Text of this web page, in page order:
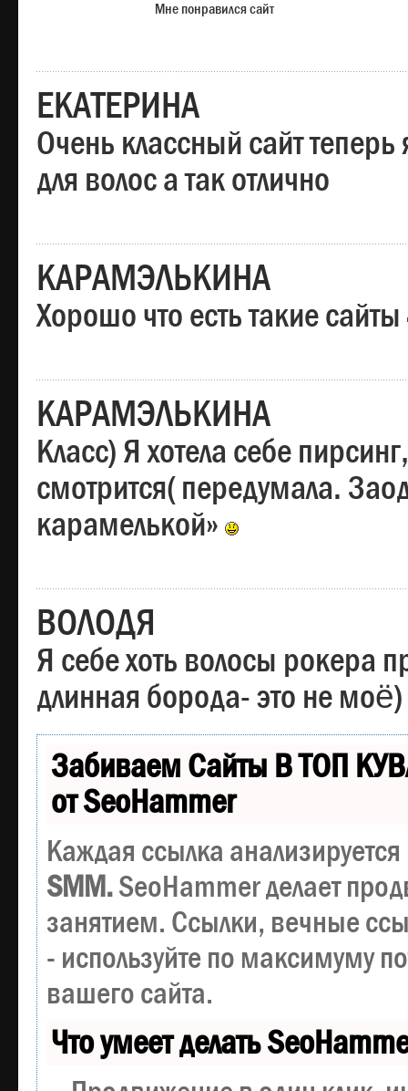
Мне понравился сайт
ЕКАТЕРИНА
Очень классный сайт теперь
для волос а так отлично
КАРАМЭЛЬКИНА
Хорошо что есть такие сайты
КАРАМЭЛЬКИНА
Класс) Я хотела себе
смотрится( передумала.
карамелькой»
ВОЛОДЯ
Я себе хоть волосы рокера
длинная борода- это не моё)
Забиваем Сайты В ТОП
от SeoHammer
Каждая ссылка
SMM.SeoHammer делает
занятием. Ссылки, вечные
- используйте по максимуму
вашего сайта.
Что умеет делать